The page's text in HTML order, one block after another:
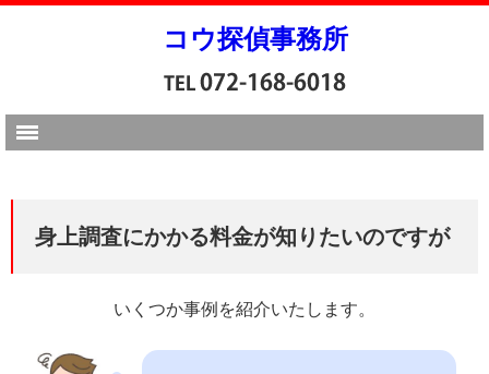
コウ探偵事務所
身上調査にかかる料金が知りたいのですが
いくつか事例を紹介いたします。